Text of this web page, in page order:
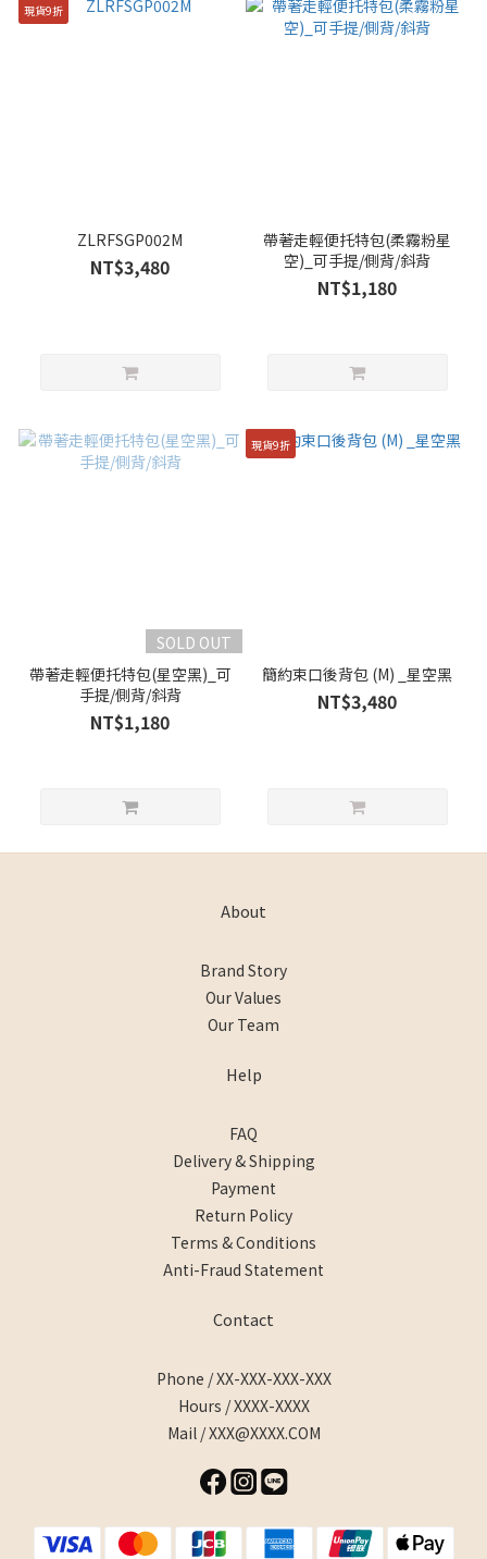
現貨9折
ZLRFSGP002M
NT$3,480
帶著走輕便托特包(柔霧粉星
空)_可手提/側背/斜背
NT$1,180
SOLD OUT
帶著走輕便托特包(星空黑)_可
手提/側背/斜背
NT$1,180
現貨9折
簡約束口後背包 (M) _星空黑
NT$3,480
About
Brand Story
Our Values
Our Team
Help
FAQ
Delivery & Shipping
Payment
Return Policy
Terms & Conditions
Anti-Fraud Statement
Contact
Phone / XX-XXX-XXX-XXX
Hours / XXXX-XXXX
Mail / XXX@XXXX.COM